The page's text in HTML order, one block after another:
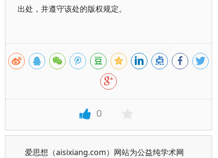
出处，并遵守该处的版权规定。
0
爱思想（aisixiang.com）网站为公益纯学术网